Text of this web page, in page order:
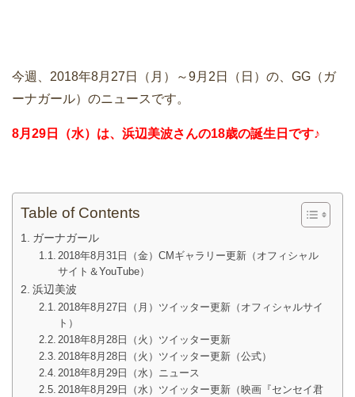
今週、2018年8月27日（月）～9月2日（日）の、GG（ガ
ーナガール）のニュースです。
8月29日（水）は、浜辺美波さんの18歳の誕生日です♪
Table of Contents
ガーナガール
2018年8月31日（金）CMギャラリー更新（オフィシャル
サイト＆YouTube）
浜辺美波
2018年8月27日（月）ツイッター更新（オフィシャルサイ
ト）
2018年8月28日（火）ツイッター更新
2018年8月28日（火）ツイッター更新（公式）
2018年8月29日（水）ニュース
2018年8月29日（水）ツイッター更新（映画『センセイ君